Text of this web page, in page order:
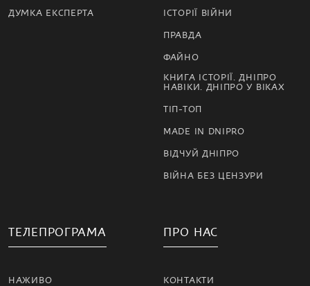
ДУМКА ЕКСПЕРТА ІСТОРІЇ ВІЙНИ
ПРАВДА
ФАЙНО
КНИГА ІСТОРІЇ. ДНІПРО
НАВІКИ. ДНІПРО У ВІКАХ
ТІП-ТОП
MADE IN DNIPRO
ВІДЧУЙ ДНІПРО
ВІЙНА БЕЗ ЦЕНЗУРИ
ТЕЛЕПРОГРАМА
НАЖИВО
ПРО НАС
КОНТАКТИ